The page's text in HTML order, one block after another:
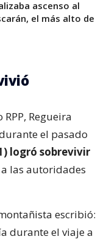
ascenso al
el más alto de
Regueira
el pasado
logró sobrevivir
las autoridades
escribió:
durante el viaje a